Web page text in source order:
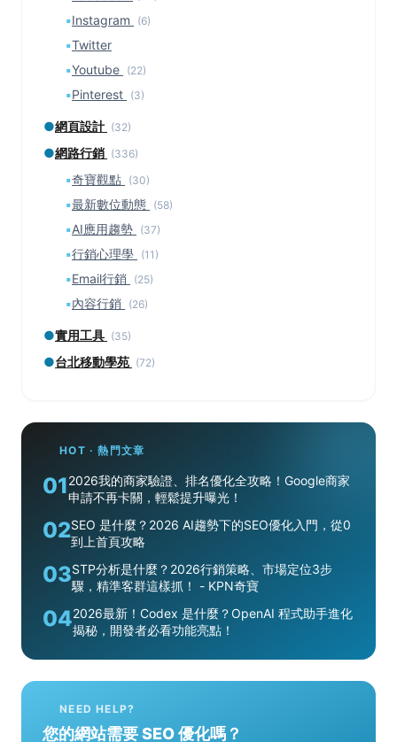
▪Instagram (6)
▪Twitter
▪Youtube (22)
▪Pinterest (3)
●網頁設計 (32)
●網路行銷 (336)
▪奇寶觀點 (30)
▪最新數位動態 (58)
▪AI應用趨勢 (37)
▪行銷心理學 (11)
▪Email行銷 (25)
▪內容行銷 (26)
●實用工具 (35)
●台北移動學苑 (72)
HOT · 熱門文章
012026我的商家驗證、排名優化全攻略！Google商家
申請不再卡關，輕鬆提升曝光！
02SEO 是什麼？2026 AI趨勢下的SEO優化入門，從0
到上首頁攻略
03STP分析是什麼？2026行銷策略、市場定位3步
驟，精準客群這樣抓！ - KPN奇寶
042026最新！Codex 是什麼？OpenAI 程式助手進化
揭秘，開發者必看功能亮點！
NEED HELP?
您的網站需要 SEO 優化嗎？